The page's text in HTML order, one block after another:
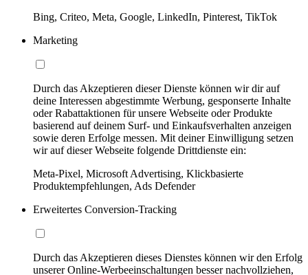
Bing, Criteo, Meta, Google, LinkedIn, Pinterest, TikTok
Marketing
Durch das Akzeptieren dieser Dienste können wir dir auf
deine Interessen abgestimmte Werbung, gesponserte Inhalte
oder Rabattaktionen für unsere Webseite oder Produkte
basierend auf deinem Surf- und Einkaufsverhalten anzeigen
sowie deren Erfolge messen. Mit deiner Einwilligung setzen
wir auf dieser Webseite folgende Drittdienste ein:
Meta-Pixel, Microsoft Advertising, Klickbasierte
Produktempfehlungen, Ads Defender
Erweitertes Conversion-Tracking
Durch das Akzeptieren dieses Dienstes können wir den Erfolg
unserer Online-Werbeeinschaltungen besser nachvollziehen,